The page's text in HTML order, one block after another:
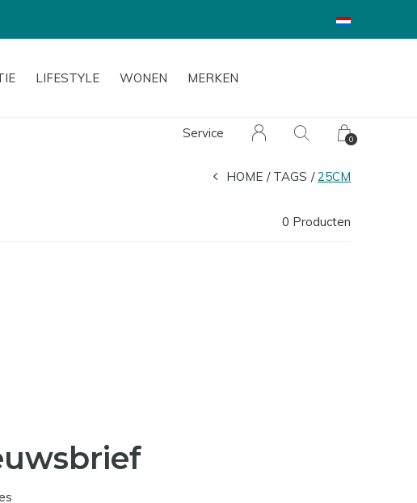
LIFESTYLE WONEN MERKEN
Service 0
HOME TAGS 25CM
0 Producten